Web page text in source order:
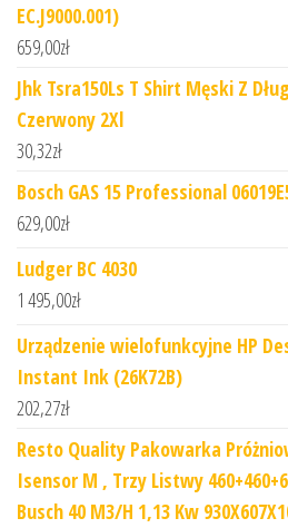
EC.J9000.001)
659,00zł
Jhk Tsra150Ls T Shirt Męski Z
Czerwony 2Xl
30,32zł
Bosch GAS 15 Professional
629,00zł
Ludger BC 4030
1 495,00zł
Urządzenie wielofunkcyjne HP
Instant Ink (26K72B)
202,27zł
Resto Quality Pakowarka
Isensor M , Trzy Listwy
Busch 40 M3/H 1,13 Kw